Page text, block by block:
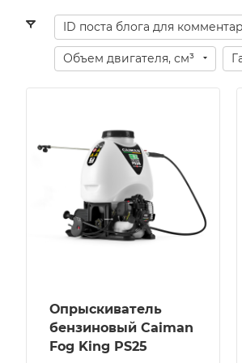
ID поста блога для
Объем двигателя, см³
Опрыскиватель
бензиновый Caiman
Fog King PS25
TELESCOPIC 6
Вес, кг
Емкость бака для
жидкости, л
6
Профессиональное